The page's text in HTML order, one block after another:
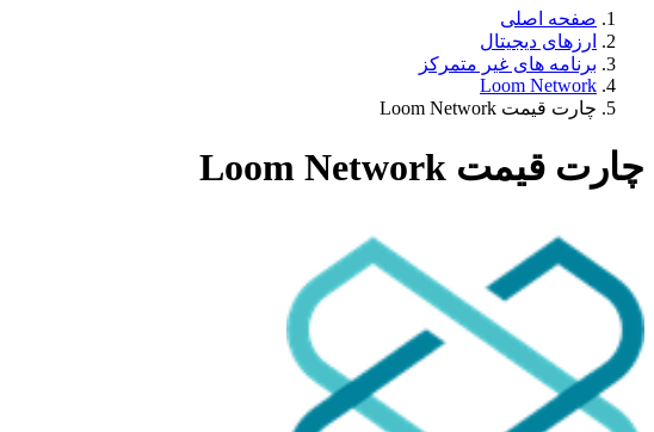
صفحه اصلی
ارزهای دیجیتال
برنامه های غیر متمرکز
Loom Network
چارت قیمت Loom Network
چارت قیمت Loom Network